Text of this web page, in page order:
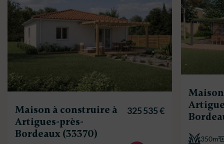
Maison à construire à
Artigues-près-
Bordeaux (33370)
325 535 €
350m²